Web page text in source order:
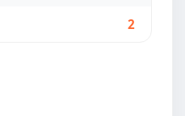
2